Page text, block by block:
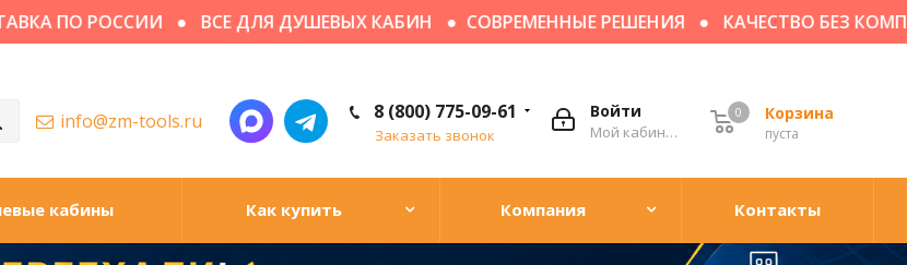
ПО РОССИИ ВСЕ ДЛЯ ДУШЕВЫХ КАБИН СОВРЕМЕННЫЕ РЕШЕНИЯ КАЧЕСТВО БЕЗ
Корзина
пуста
0
Войти
Мой кабинет
8 (800) 775-09-61
Заказать звонок
info@zm-tools.ru
кабины Как купить Компания Контакты